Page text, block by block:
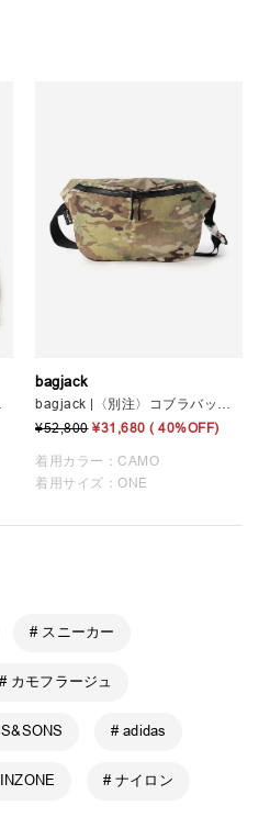
bagjack
bagjack |〈別注〉コブラバックル ビッグヒップバッグ UNISEX
¥52,800 ¥31,680 ( 40%OFF)
着用カラー：CAMO
着用サイズ：ONE
# スニーカー
# カモフラージュ
# adidas
# ナイロン